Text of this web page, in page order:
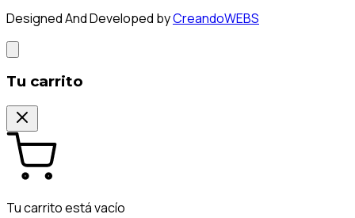
Designed And Developed byCreandoWEBS
Tu carrito
Tu carrito está vacío